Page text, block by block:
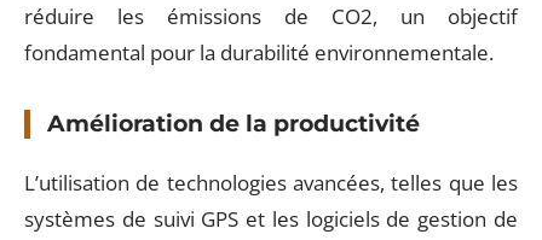
réduire les émissions de CO2, un objectif
fondamental pour la durabilité environnementale.
Amélioration de la productivité
L’utilisation de technologies avancées, telles que les
systèmes de suivi GPS et les logiciels de gestion de